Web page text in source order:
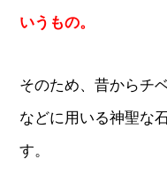
いうもの。
そのため、昔からチ
などに用いる神聖な
す。